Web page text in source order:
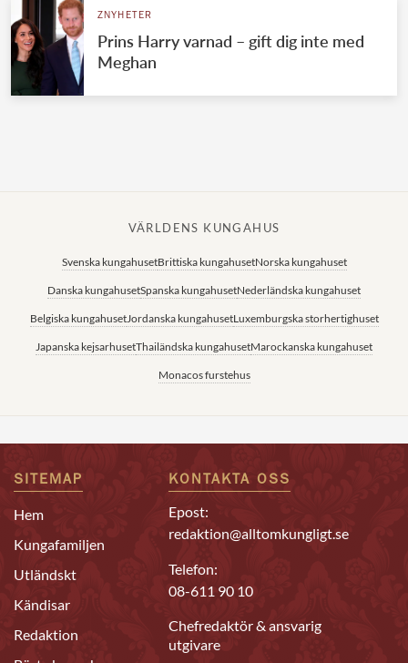
Jordanska kungahuset
Luxemburgska storhertighuset
Japanska kejsarhuset
ZNYHETER
Prins Harry varnad – gift dig inte med
Meghan
VÄRLDENS KUNGAHUS
Svenska kungahusetBrittiska kungahusetNorska kungahuset
Danska kungahusetSpanska kungahusetNederländska kungahuset
Belgiska kungahusetJordanska kungahusetLuxemburgska storhertighuset
Japanska kejsarhusetThailändska kungahusetMarockanska kungahuset
Monacos furstehus
SITEMAP
Hem
Kungafamiljen
Utländskt
Kändisar
Redaktion
KONTAKTA OSS
Epost:
redaktion@alltomkungligt.se
Telefon:
08-611 90 10
Chefredaktör & ansvarig
utgivare